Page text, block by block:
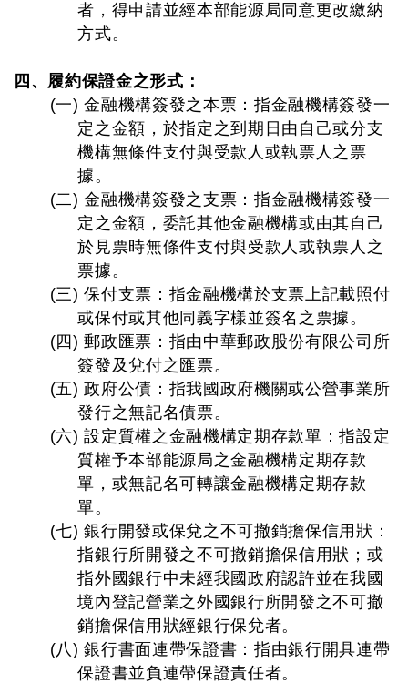
者，得申請並經本部能源局同意更改繳納
方式。
四、履約保證金之形式：
(一) 金融機構簽發之本票：指金融機構簽發一
定之金額，於指定之到期日由自己或分支
機構無條件支付與受款人或執票人之票
據。
(二) 金融機構簽發之支票：指金融機構簽發一
定之金額，委託其他金融機構或由其自己
於見票時無條件支付與受款人或執票人之
票據。
(三) 保付支票：指金融機構於支票上記載照付
或保付或其他同義字樣並簽名之票據。
(四) 郵政匯票：指由中華郵政股份有限公司所
簽發及兌付之匯票。
(五) 政府公債：指我國政府機關或公營事業所
發行之無記名債票。
(六) 設定質權之金融機構定期存款單：指設定
質權予本部能源局之金融機構定期存款
單，或無記名可轉讓金融機構定期存款
單。
(七) 銀行開發或保兌之不可撤銷擔保信用狀：
指銀行所開發之不可撤銷擔保信用狀；或
指外國銀行中未經我國政府認許並在我國
境內登記營業之外國銀行所開發之不可撤
銷擔保信用狀經銀行保兌者。
(八) 銀行書面連帶保證書：指由銀行開具連帶
保證書並負連帶保證責任者。